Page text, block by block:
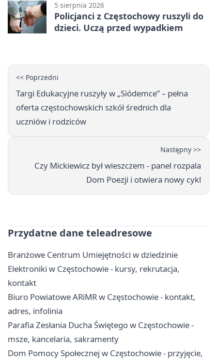
5 sierpnia 2026
Policjanci z Częstochowy ruszyli do
dzieci. Uczą przed wypadkiem
<< Poprzedni
Targi Edukacyjne ruszyły w „Siódemce” – pełna
oferta częstochowskich szkół średnich dla
uczniów i rodziców
Następny >>
Czy Mickiewicz był wieszczem - panel rozpala
Dom Poezji i otwiera nowy cykl
Przydatne dane teleadresowe
Branżowe Centrum Umiejętności w dziedzinie
Elektroniki w Częstochowie - kursy, rekrutacja,
kontakt
Biuro Powiatowe ARiMR w Częstochowie - kontakt,
adres, infolinia
Parafia Zesłania Ducha Świętego w Częstochowie -
msze, kancelaria, sakramenty
Dom Pomocy Społecznej w Częstochowie - przyjęcie,